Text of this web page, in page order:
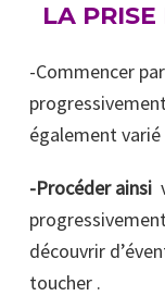
LA PRISE
-Commencer
également
-Procéder ainsi
découvrir
toucher .